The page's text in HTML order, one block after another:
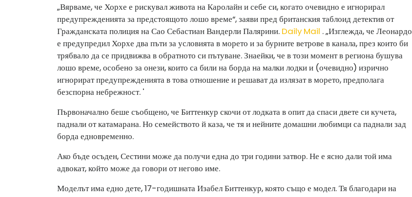
„Вярваме, че Хорхе е рискувал живота на Каролайн и себе си, когато очевидно е игнорирал
предупрежденията за предстоящото лошо време“, заяви пред британския таблоид детектив от
Гражданската полиция на Сао Себастиан Вандерли Палярини. Daily Mail . „Изглежда, че Леонардо
е предупредил Хорхе два пъти за условията в морето и за бурните ветрове в канала, през които би
трябвало да се придвижва в обратното си пътуване. Знаейки, че в този момент в региона бушува
лошо време, особено за онези, които са били на борда на малки лодки и (очевидно) изрично
игнорират предупрежденията в това отношение и решават да излязат в морето, предполага
безспорна небрежност. '
Първоначално беше съобщено, че Биттенкур скочи от лодката в опит да спаси двете си кучета,
паднали от катамарана. Но семейството й каза, че тя и нейните домашни любимци са паднали зад
борда едновременно.
Ако бъде осъден, Сестини може да получи една до три години затвор. Не е ясно дали той има
адвокат, който може да говори от негово име.
Моделът има едно дете, 17-годишната Изабел Биттенкур, която също е модел. Тя благодари на